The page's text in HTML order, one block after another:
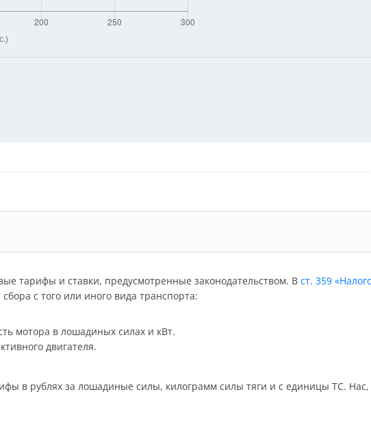
тарифы и ставки, предусмотренные законодательством. В ст. 359
с того или иного вида транспорта:
мотора в лошадиных силах и кВт.
двигателя.
в рублях за лошадиные силы, килограмм силы тяги и с единицы ТС. Нас,